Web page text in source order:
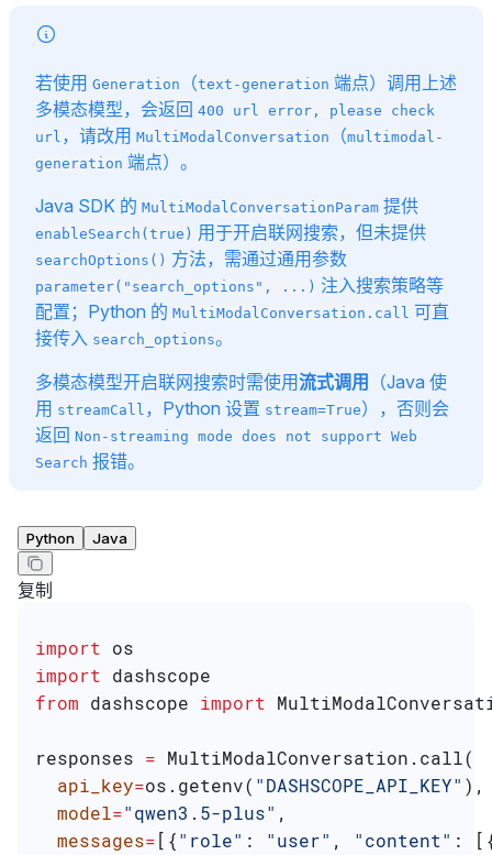
若使用 Generation （text-generation 端点）调用上述
多模态模型，会返回 400 url error, please check
url ，请改用 MultiModalConversation （multimodal-
generation 端点）。
Java SDK 的 MultiModalConversationParam 提供
enableSearch(true) 用于开启联网搜索，但未提供
searchOptions() 方法，需通过通用参数
parameter("search_options", ...) 注入搜索策略等
配置；Python 的 MultiModalConversation.call 可直
接传入 search_options。
多模态模型开启联网搜索时需使用流式调用 （Java 使
用 streamCall ，Python 设置 stream=True），否则会
返回 Non-streaming mode does not support Web
Search 报错。
Python Java
复制
import os
import dashscope
from dashscope import
responses = MultiModalConversation.call(
  api_key
=os.getenv( "DASHSCOPE_API_KEY" ),
  model
="qwen3.5-plus" ,
  messages
= [{"role" : "user" , "content" :